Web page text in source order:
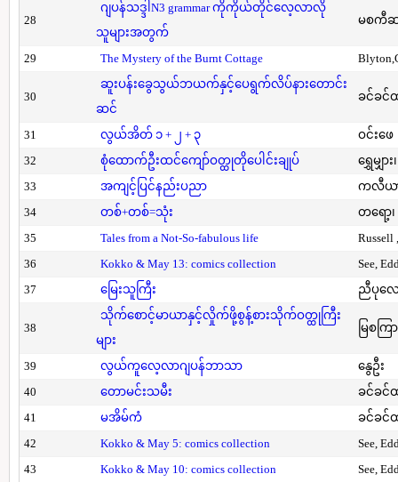
28
ဂျပန်သဒ္ဒါN3 grammar ကိုကိုယ်တိုင်လေ့လာလို
သူများအတွက်
မစကီ
29 The Mystery of the Burnt Cottage
30
ဆူးပန်းခွေသွယ်ဘယက်နှင့်ပေရွက်လိပ်နားတောင်း
ဆင်
ခင်ခင်
31 လွယ်အိတ် ၁ + ၂ + ၃
ဝင်းဖေ
32
စုံထောက်ဦးထင်ကျော်ဝတ္ထုတိုပေါင်းချုပ်
ရွှေမျှား
33
အကျင့်ပြင်နည်းပညာ
ကလီယာ
34
တစ်+တစ်=သုံး
တရော့၊
35
Tales from a Not-So-fabulous life
Russell
36
Kokko & May 13: comics collection
See,
37
မြေးသူကြီး ညီပုလေ
38
သိုက်စောင့်မာယာနှင့်လှိုက်ဖို့စွန့်စားသိုက်ဝတ္ထုကြီး
များ
မြစကြာ
39 လွယ်ကူလေ့လာဂျပန်ဘာသာ
နွေဦး
40
တောမင်းသမီး
ခင်ခင်
41
မအိမ်ကံ
ခင်ခင်
42
Kokko & May 5: comics collection
See,
43
Kokko & May 10: comics collection
See,